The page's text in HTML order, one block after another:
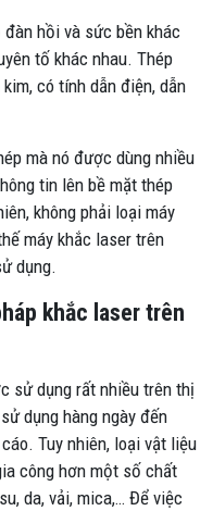
hồi và sức bền khác
tố khác nhau. Thép
có tính dẫn điện, dẫn
mà nó được dùng nhiều
tin lên bề mặt thép
không phải loại máy
máy khắc laser trên
dụng.
khắc laser trên
sử dụng rất nhiều trên thị
dụng hàng ngày đến
Tuy nhiên, loại vật liệu
công hơn một số chất
da, vải, mica,… Để việc